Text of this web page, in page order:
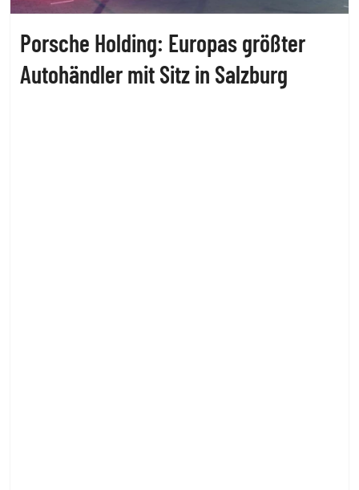
Porsche Holding: Europas größter
Autohändler mit Sitz in Salzburg